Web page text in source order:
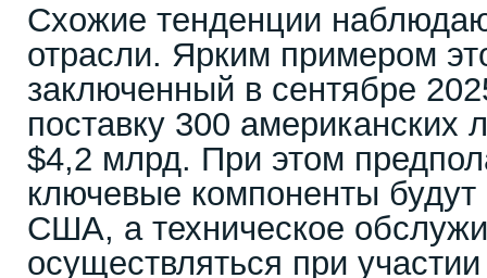
Схожие тенденции
отрасли. Ярким примером
заключенный в сентябре
поставку 300 американских
$4,2 млрд. При этом
ключевые компоненты будут
США, а техническое
осуществляться при